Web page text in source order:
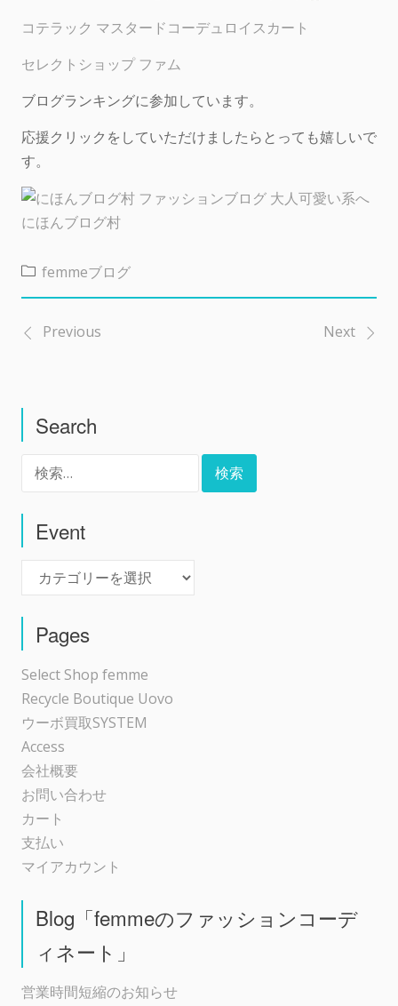
コテラック マスタードコーデュロイスカート
セレクトショップ ファム
ブログランキングに参加しています。
応援クリックをしていただけましたらとっても嬉しいで
す。
にほんブログ村
femmeブログ
投
ナ
ビ
ゲ
ー
シ
ョ
ン
Previous Next
Search
Event
Pages
Select Shop femme
Recycle Boutique Uovo
ウーボ買取SYSTEM
Access
会社概要
お問い合わせ
カート
支払い
マイアカウント
Blog「femmeのファッションコーデ
ィネート」
営業時間短縮のお知らせ